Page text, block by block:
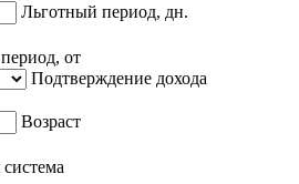
Льготный период, дн.
от
Подтверждение дохода
Возраст